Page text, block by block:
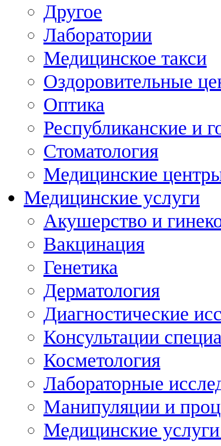
Другое
Лаборатории
Медицинское такси
Оздоровительные
Оптика
Республиканские и
Стоматология
Медицинские
Медицинские услуги
Акушерство и
Вакцинация
Генетика
Дерматология
Диагностические
Консультации
Косметология
Лабораторные
Манипуляции и
Медицинские